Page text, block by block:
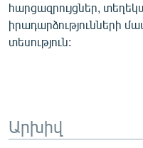
ԱՐԽԻՎ
ՏԵՍԱՆՅՈՒԹԵՐ
ՓՈԴՔԱՍԹ
հարցազրույցներ,
իրադարձությունների
տեսություն:
Արխիվ